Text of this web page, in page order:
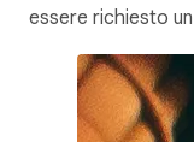
essere richiesto